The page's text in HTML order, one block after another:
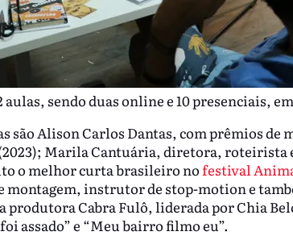
aulas, sendo duas online e 10 presenciais,
são Alison Carlos Dantas, com prêmios de
(2023); Marila Cantuária, diretora, roteirista
o melhor curta brasileiro nofestival
montagem, instrutor de stop-motion e
produtora Cabra Fulô, liderada por Chia
assado” e “Meu bairro filmo eu”.